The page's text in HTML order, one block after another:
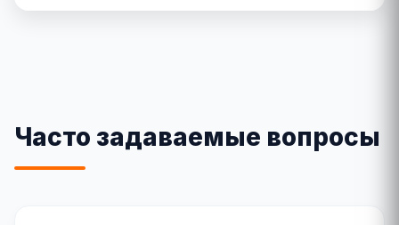
Часто задаваемые вопросы